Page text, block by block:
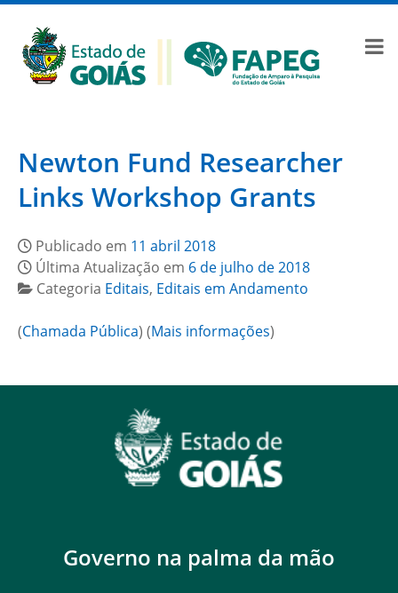
Newton Fund Researcher
Links Workshop Grants
Publicado em 11 abril 2018
Última Atualização em 6 de julho de 2018
Categoria Editais, Editais em Andamento
(Chamada Pública) (Mais informações)
Governo na palma da mão